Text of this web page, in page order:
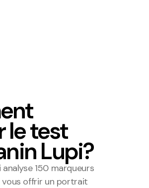
le test
Lupi?
150 marqueurs
offrir un portrait